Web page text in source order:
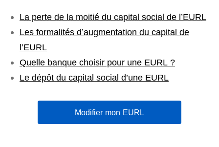
La perte de la moitié du capital social de l’EURL
Les formalités d’augmentation du capital de
l’EURL
Quelle banque choisir pour une EURL ?
Le dépôt du capital social d’une EURL
Modifier mon EURL